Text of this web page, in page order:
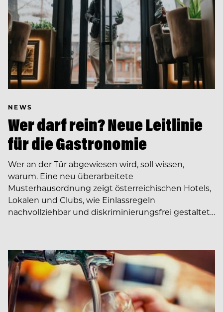
NEWS
Wer darf rein? Neue Leitlinie
für die Gastronomie
Wer an der Tür abgewiesen wird, soll wissen,
warum. Eine neu überarbeitete
Musterhausordnung zeigt österreichischen Hotels,
Lokalen und Clubs, wie Einlassregeln
nachvollziehbar und diskriminierungsfrei gestaltet…